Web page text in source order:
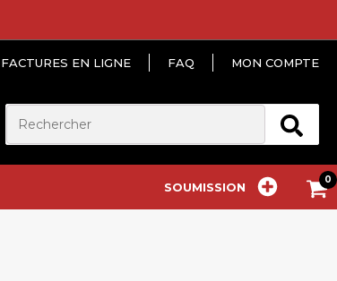
EN LIGNE FAQ MON COMPTE
SOUMISSION